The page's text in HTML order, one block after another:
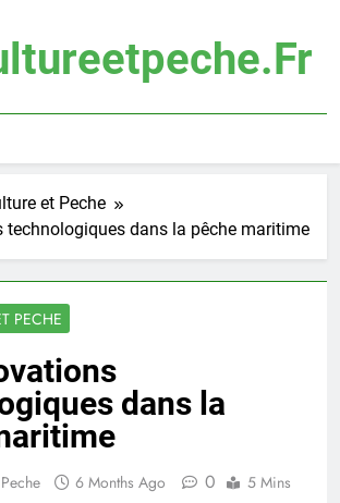
et Peche
technologiques dans la pêche maritime
PECHE
dans la
6 Months Ago 0 5 Mins